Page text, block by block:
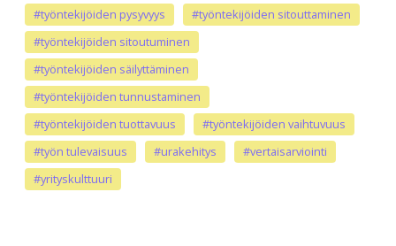
#työntekijöiden pysyvyys
#työntekijöiden sitouttaminen
#työntekijöiden sitoutuminen
#työntekijöiden säilyttäminen
#työntekijöiden tunnustaminen
#työntekijöiden tuottavuus
#työntekijöiden vaihtuvuus
#työn tulevaisuus
#urakehitys
#vertaisarviointi
#yrityskulttuuri